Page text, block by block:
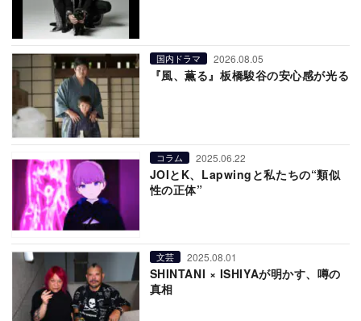
国内ドラマ 2026.08.05
『風、薫る』板橋駿谷の安心感が光る
コラム 2025.06.22
JOIとK、Lapwingと私たちの“類似
性の正体”
文芸 2025.08.01
SHINTANI × ISHIYAが明かす、噂の
真相